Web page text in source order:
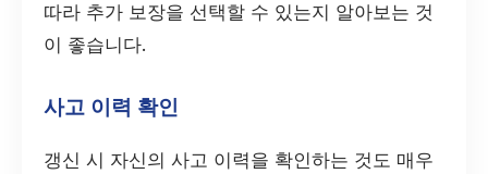
따라 추가 보장을 선택할 수 있는지 알아보는 것
이 좋습니다.
사고 이력 확인
갱신 시 자신의 사고 이력을 확인하는 것도 매우